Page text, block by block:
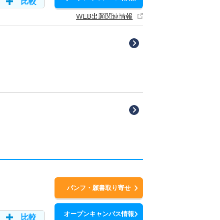
WEB出願関連情報
パンフ・願書取り寄せ
比較 オープンキャンパス情報